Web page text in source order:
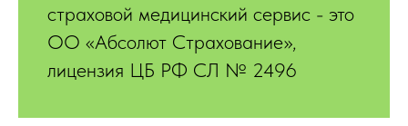
страховой медицинский сервис - это
ОО «Абсолют Страхование»,
лицензия ЦБ РФ СЛ № 2496